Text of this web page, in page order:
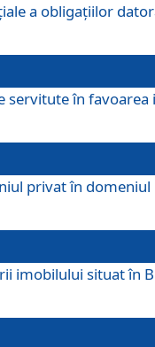
a obligaţiilor
servitute în
privat în
imobilului situat în